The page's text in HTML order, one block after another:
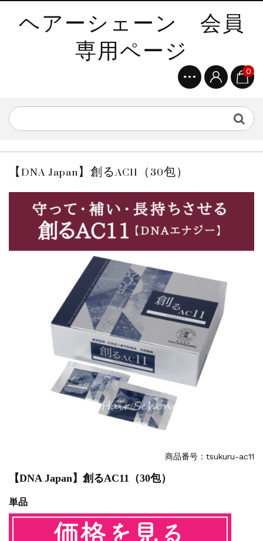
ヘアーシェーン 会員
専用ページ 0
【DNA Japan】創るAC11（30包）
商品番号：tsukuru-ac11
【DNA Japan】創るAC11（30包）
単品